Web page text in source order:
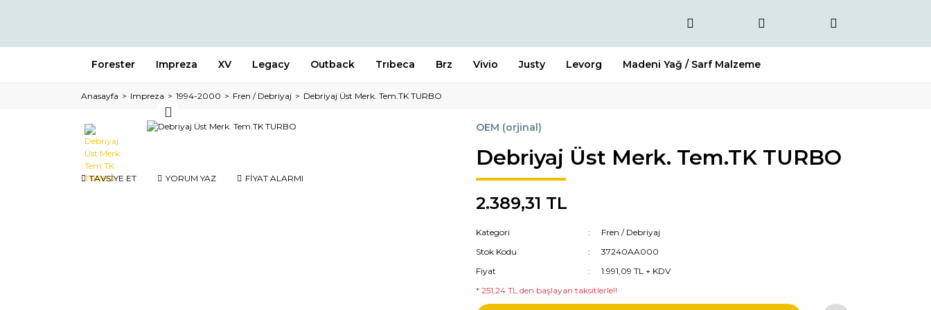
Forester Impreza XV Legacy Outback Trıbeca Brz Vivio Justy Levorg Madeni Yağ / Sarf Malzeme
Anasayfa Impreza 1994-2000 Fren / Debriyaj Debriyaj Üst Merk. Tem.TK TURBO
TAVSİYE ET YORUM YAZ FİYAT ALARMI
OEM (orjinal)
Debriyaj Üst Merk. Tem.TK TURBO
2.389,31 TL
Kategori
Fren / Debriyaj
Stok Kodu
37240AA000
Fiyat
1.991,09 TL + KDV
* 251,24 TL den başlayan taksitlerle!!